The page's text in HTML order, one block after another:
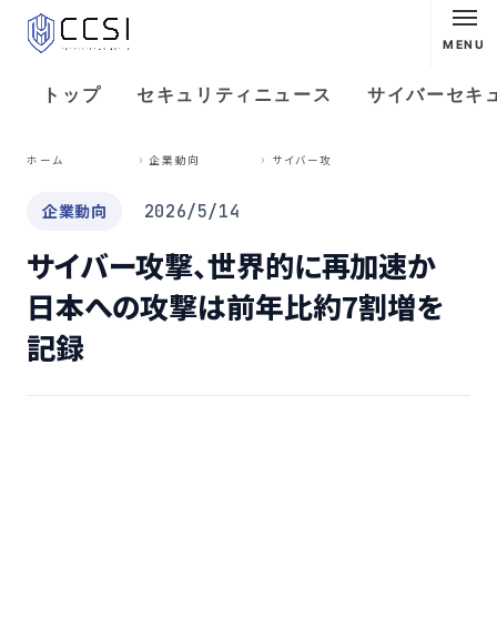
MENU
トップ セキュリティニュース サイバーセキ
ホーム 企業動向
企業動向 2026/5/14
サイバー攻撃、世界的に再加速か
日本への攻撃は前年比約7割増を
記録